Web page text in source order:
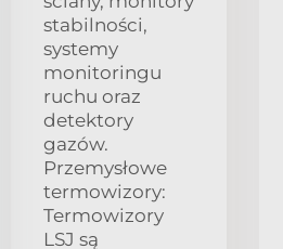
stabilności,
systemy
monitoringu
ruchu oraz
detektory
gazów.
Przemysłowe
termowizory:
Termowizory
LSJ są